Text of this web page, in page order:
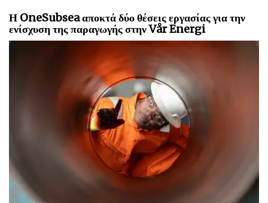
Η OneSubsea αποκτά δύο θέσεις εργασίας για την
ενίσχυση της παραγωγής στην Vår Energi